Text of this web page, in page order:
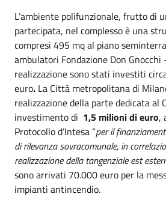
L’ambiente polifunzionale, frutto di
partecipata, nel complesso è una
compresi 495 mq al piano
ambulatori Fondazione Don Gnocchi
realizzazione sono stati investiti
euro. La Città metropolitana di
realizzazione della parte dedicata al
investimento di 1,5 milioni di euro,
Protocollo d’Intesa “per il
di rilevanza sovracomunale, in
realizzazione della tangenziale est
sono arrivati 70.000 euro per la
impianti antincendio.